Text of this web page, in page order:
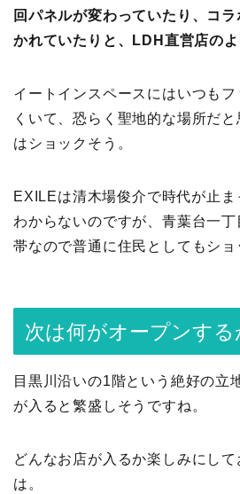
回パネルが変わっていたり、コ
かれていたりと、LDH直営店のよ
イートインスペースにはいつも
くいて、恐らく聖地的な場所だ
はショックそう。
EXILEは清木場俊介で時代が止ま
わからないのですが、青葉台一
帯なので普通に住民としてもショ
次は何がオープンする
目黒川沿いの1階という絶好の立
が入ると繁盛しそうですね。
どんなお店が入るか楽しみにし
は。